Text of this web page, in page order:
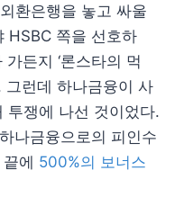
환은행을 놓고 싸울
HSBC 쪽을 선호하
든지 ‘론스타의 먹
그런데 하나금융이 사
투쟁에 나선 것이었다.
나금융으로의 피인수
에 500%의 보너스